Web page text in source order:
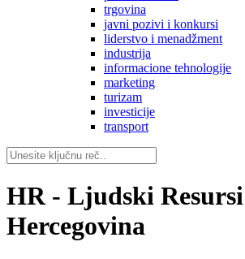
trgovina
javni pozivi i konkursi
liderstvo i menadžment
industrija
informacione tehnologije
marketing
turizam
investicije
transport
HR - Ljudski
Hercegovina